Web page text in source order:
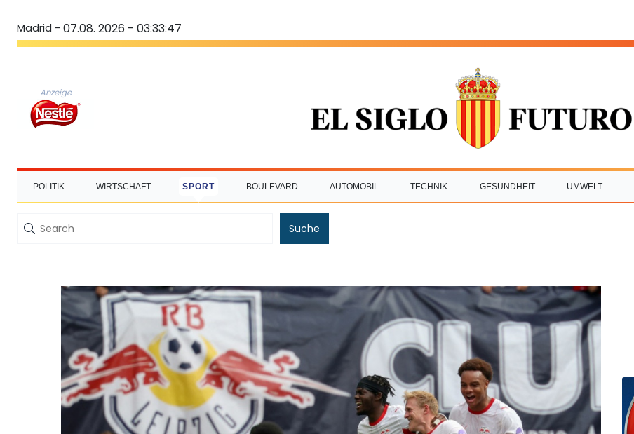
Madrid - 07.08. 2026 - 03:33:48
Anzeige
POLITIK WIRTSCHAFT SPORT BOULEVARD AUTOMOBIL TECHNIK GESUNDHEIT UMWELT
Suche